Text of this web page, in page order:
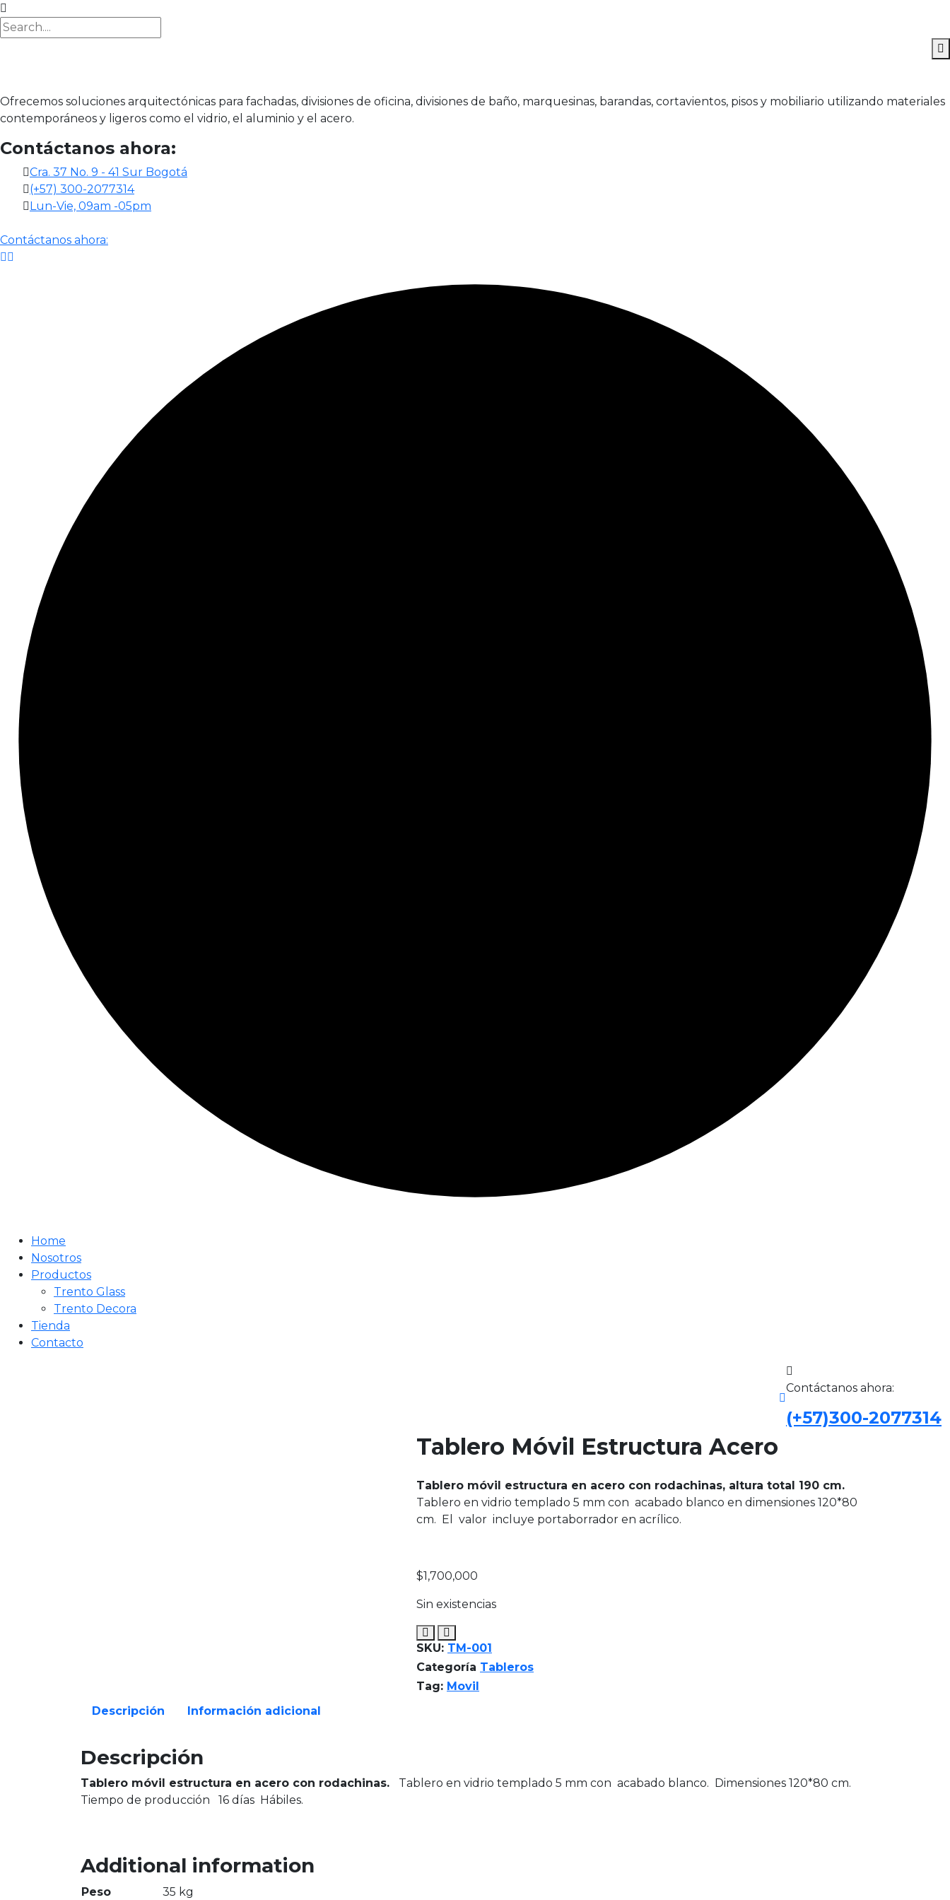
Ofrecemos soluciones arquitectónicas para fachadas, divisiones de oficina, divisiones de baño, marquesinas, barandas, cortavientos, pisos y mobiliario utilizando materiales
contemporáneos y ligeros como el vidrio, el aluminio y el acero.
Contáctanos ahora:
Cra. 37 No. 9 - 41 Sur Bogotá
(+57) 300-2077314
Lun-Vie, 09am -05pm
Contáctanos ahora:
Home
Nosotros
Productos
Trento Glass
Trento Decora
Tienda
Contacto
Contáctanos ahora:
(+57)300-2077314
Tablero Móvil Estructura Acero
Tablero móvil estructura en acero con rodachinas, altura total 190 cm.
Tablero en vidrio templado 5 mm con acabado blanco en dimensiones 120*80
cm. El valor incluye portaborrador en acrílico.
$1,700,000
Sin existencias
SKU: TM-001
Categoría Tableros
Tag: Movil
Descripción
Información adicional
Descripción
Tablero móvil estructura en acero con rodachinas.
Tablero en vidrio templado 5 mm con acabado blanco. Dimensiones 120*80 cm.
Tiempo de producción 16 días Hábiles.
Additional information
Peso
35 kg